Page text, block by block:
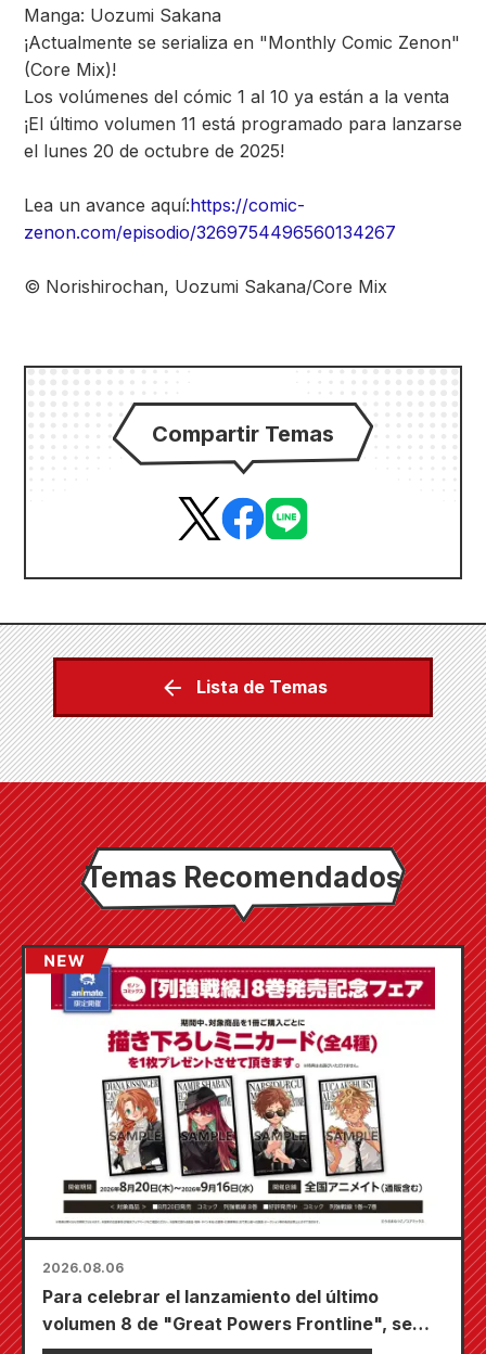
Manga: Uozumi Sakana
¡Actualmente se serializa en "Monthly Comic Zenon"
(Core Mix)!
Los volúmenes del cómic 1 al 10 ya están a la venta
¡El último volumen 11 está programado para lanzarse
el lunes 20 de octubre de 2025!
Lea un avance aquí:https://comic-
zenon.com/episodio/3269754496560134267
© Norishirochan, Uozumi Sakana/Core Mix
Compartir Temas
Lista de Temas
Temas Recomendados
2026.08.06
Para celebrar el lanzamiento del último
volumen 8 de "Great Powers Frontline", se